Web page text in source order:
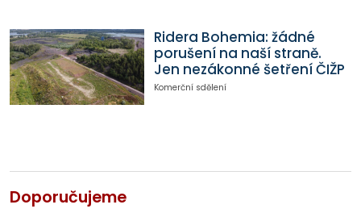
Ridera Bohemia: žádné
porušení na naší straně.
Jen nezákonné šetření ČIŽP
Komerční sdělení
Doporučujeme